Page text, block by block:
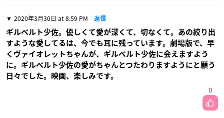
2020年3月30日 at 8:59 PM 返信
ギルベルト少佐。優しくて愛が深くて、切なくて。あの絞り出
すような愛してるは、今でも耳に残っています。劇場版で、早
くヴァイオレットちゃんが、ギルベルト少佐に会えますよう
に。ギルベルト少佐の愛がちゃんとつたわりますようにと願う
日々でした。映画、楽しみです。
0